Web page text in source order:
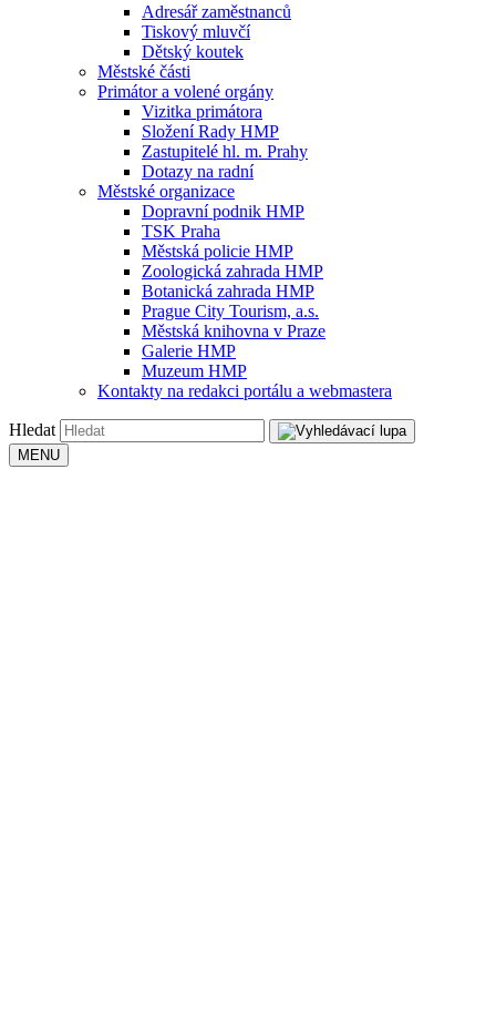
Adresář zaměstnanců
Tiskový mluvčí
Dětský koutek
Městské části
Primátor a volené orgány
Vizitka primátora
Složení Rady HMP
Zastupitelé hl. m. Prahy
Dotazy na radní
Městské organizace
Dopravní podnik HMP
TSK Praha
Městská policie HMP
Zoologická zahrada HMP
Botanická zahrada HMP
Prague City Tourism, a.s.
Městská knihovna v Praze
Galerie HMP
Muzeum HMP
Kontakty na redakci portálu a webmastera
Hledat
MENU